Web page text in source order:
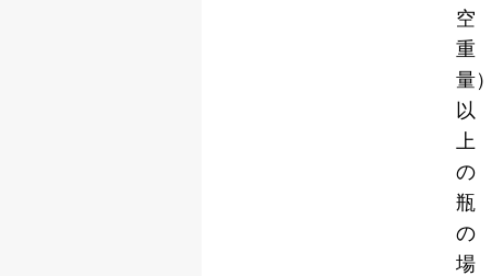
空
重
量
以
上
の
瓶
の
場